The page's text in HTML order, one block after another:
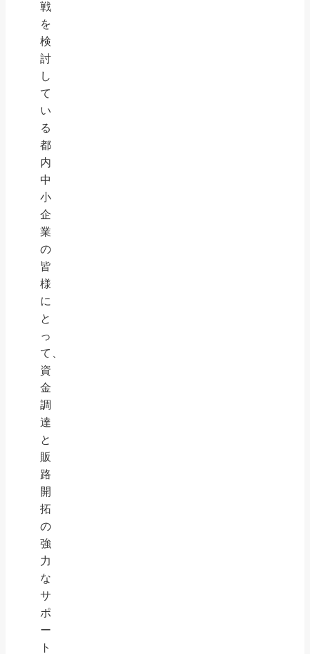
戦
を
検
討
し
て
い
る
都
内
中
小
企
業
の
皆
様
に
と
っ
て、
資
金
調
達
と
販
路
開
拓
の
強
力
な
サ
ポ
ー
ト